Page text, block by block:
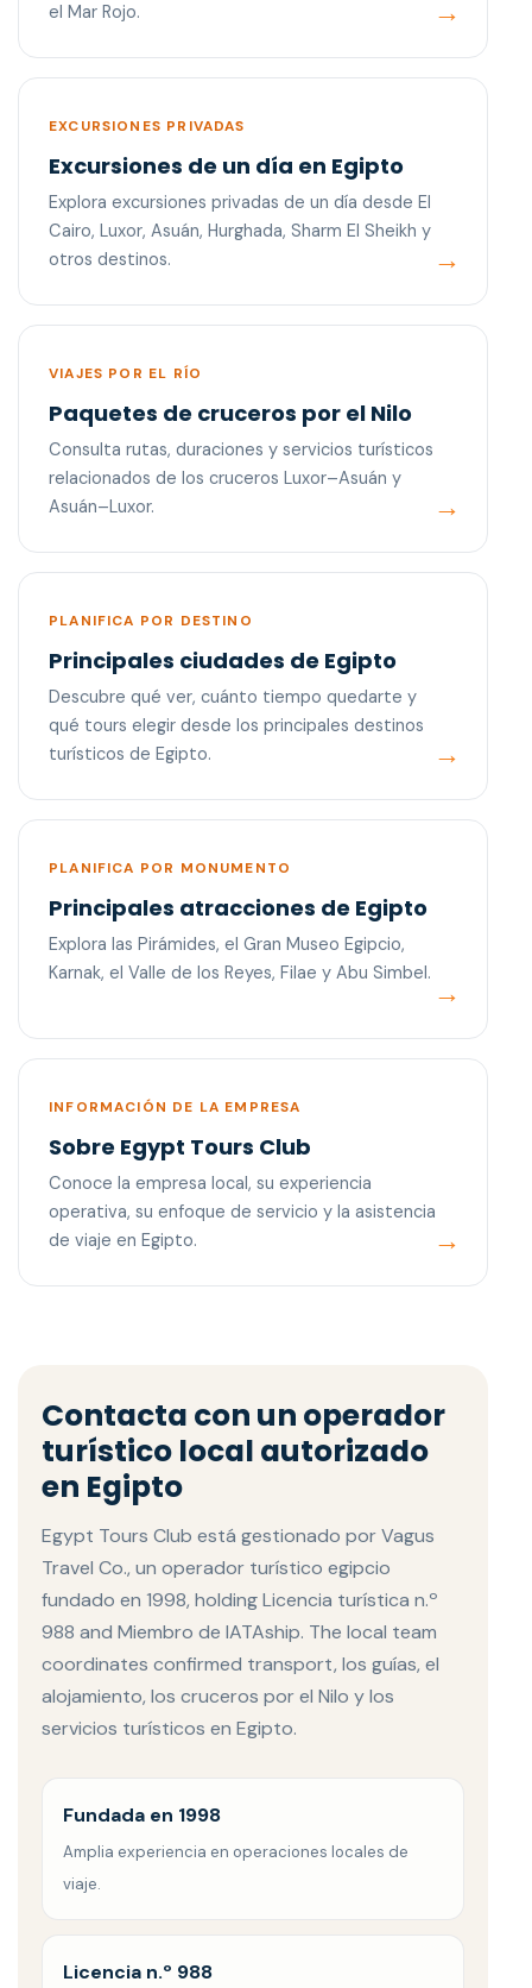
el Mar Rojo.
EXCURSIONES PRIVADAS
Excursiones de un día en Egipto
Explora excursiones privadas de un día desde El
Cairo, Luxor, Asuán, Hurghada, Sharm El Sheikh y
otros destinos.
VIAJES POR EL RÍO
Paquetes de cruceros por el Nilo
Consulta rutas, duraciones y servicios turísticos
relacionados de los cruceros Luxor–Asuán y
Asuán–Luxor.
PLANIFICA POR DESTINO
Principales ciudades de Egipto
Descubre qué ver, cuánto tiempo quedarte y
qué tours elegir desde los principales destinos
turísticos de Egipto.
PLANIFICA POR MONUMENTO
Principales atracciones de Egipto
Explora las Pirámides, el Gran Museo Egipcio,
Karnak, el Valle de los Reyes, Filae y Abu Simbel.
INFORMACIÓN DE LA EMPRESA
Sobre Egypt Tours Club
Conoce la empresa local, su experiencia
operativa, su enfoque de servicio y la asistencia
de viaje en Egipto.
Contacta con un operador
turístico local autorizado
en Egipto
Egypt Tours Club está gestionado por Vagus
Travel Co., un operador turístico egipcio
fundado en 1998, holding Licencia turística n.º
988 and Miembro de IATAship. The local team
coordinates confirmed transport, los guías, el
alojamiento, los cruceros por el Nilo y los
servicios turísticos en Egipto.
Fundada en 1998
Amplia experiencia en operaciones locales de
viaje.
Licencia n.º 988